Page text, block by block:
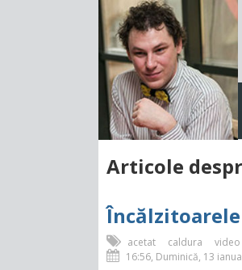
Articole
acetat caldura video
16:56, Duminică, 13